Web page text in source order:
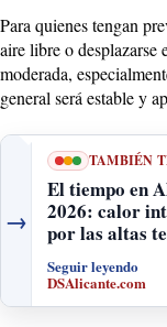
Para quienes tengan
aire libre o desplazarse
moderada,
general será estable y
→
TAMBIÉN
El tiempo en
2026: calor
por las altas
Seguir leyendo
DSAlicante.com